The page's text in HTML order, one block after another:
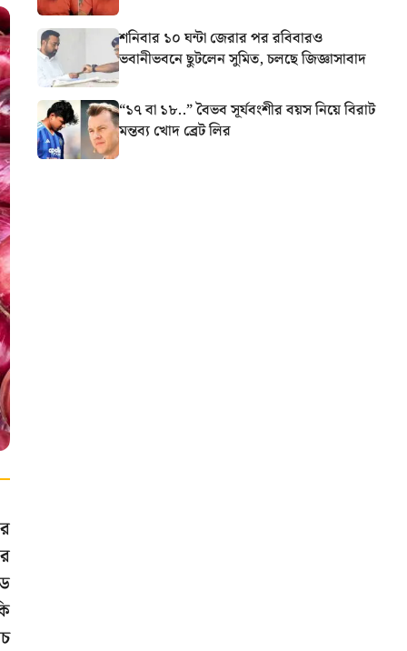
শনিবার ১০ ঘন্টা জেরার পর রবিবারও
ভবানীভবনে ছুটলেন সুমিত, চলছে জিজ্ঞাসাবাদ
“১৭ বা ১৮..” বৈভব সূর্যবংশীর বয়স নিয়ে বিরাট
মন্তব্য খোদ ব্রেট লির